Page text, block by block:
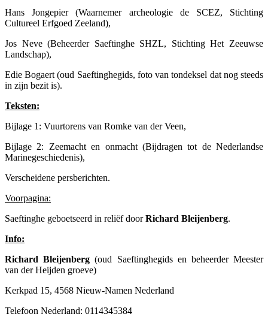
Hans Jongepier (Waarnemer archeologie de SCEZ, Stichting
Cultureel Erfgoed Zeeland),
Jos Neve (Beheerder Saeftinghe SHZL, Stichting Het Zeeuwse
Landschap),
Edie Bogaert (oud Saeftinghegids, foto van tondeksel dat nog steeds
in zijn bezit is).
Teksten:
Bijlage 1: Vuurtorens van Romke van der Veen,
Bijlage 2: Zeemacht en onmacht (Bijdragen tot de Nederlandse
Marinegeschiedenis),
Verscheidene persberichten.
Voorpagina:
Saeftinghe geboetseerd in reliëf doorRichard Bleijenberg.
Info:
Richard Bleijenberg (oud Saeftinghegids en beheerder Meester
van der Heijden groeve)
Kerkpad 15, 4568 Nieuw-Namen Nederland
Telefoon Nederland: 0114345384